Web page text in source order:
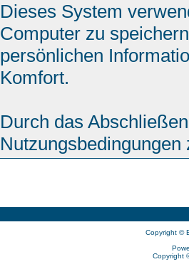
Dieses System
Computer zu
persönlichen
Komfort.
Durch das
Nutzungsbedingungen
Copyright ©
Copyright